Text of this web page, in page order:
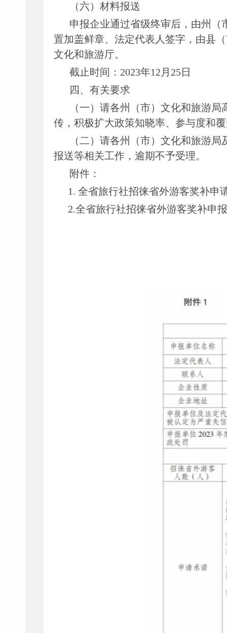
（六）材料报送
申报企业通过省级终审后，由州
置加盖鲜章、法定代表人签字，由县
文化和旅游厅。
截止时间： 2023年12月25日
四、有关要求
（一）请各州（市）文化和旅游
传，积极扩大政策知晓率、参与度和
（二）请各州（市）文化和旅游
报送等相关工作，逾期不予受理。
附件：
1. 全省旅行社招徕省外游客奖补申
2.全省旅行社招徕省外游客奖补申